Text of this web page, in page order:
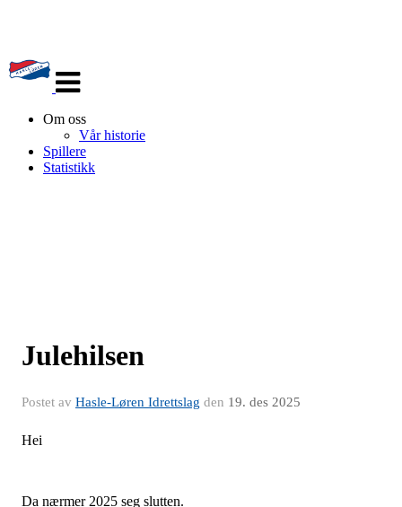
navigasjon
Om oss
Vår historie
Spillere
Statistikk
Julehilsen
Postet av Hasle-Løren Idrettslag den 19. des 2025
Hei
Da nærmer 2025 seg slutten.